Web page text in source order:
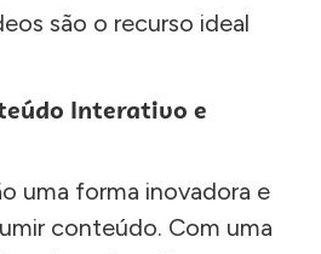
são o recurso ideal
Interativo e
uma forma inovadora e
conteúdo. Com uma